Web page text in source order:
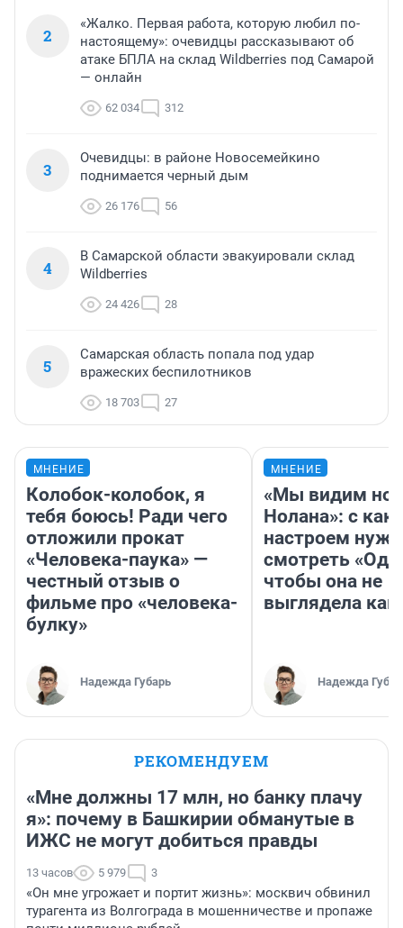
2
«Жалко. Первая работа, которую любил по-
настоящему»: очевидцы рассказывают об
атаке БПЛА на склад Wildberries под Самарой
— онлайн
62 034 312
3
Очевидцы: в районе Новосемейкино
поднимается черный дым
26 176 56
4
В Самарской области эвакуировали склад
Wildberries
24 426 28
5
Самарская область попала под удар
вражеских беспилотников
18 703 27
МНЕНИЕ
Колобок-колобок, я
тебя боюсь! Ради чего
отложили прокат
«Человека-паука» —
честный отзыв о
фильме про «человека-
булку»
Надежда Губарь
МНЕНИЕ
«Мы видим
Нолана»: с
настроем
смотреть
чтобы она не
выглядела как
Надежда
РЕКОМЕНДУЕМ
«Мне должны 17 млн, но банку плачу
я»: почему в Башкирии обманутые в
ИЖС не могут добиться правды
13 часов 5 979 3
«Он мне угрожает и портит жизнь»: москвич обвинил
турагента из Волгограда в мошенничестве и пропаже